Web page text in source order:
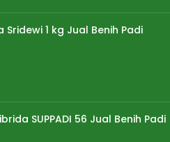
Sridewi 1 kg Jual Benih Padi
SUPPADI 56 Jual Benih Padi